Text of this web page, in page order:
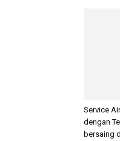
Service
dengan
bersaing